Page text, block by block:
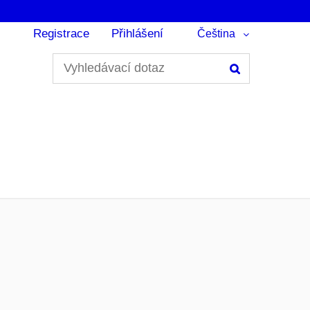
Registrace Přihlášení Čeština